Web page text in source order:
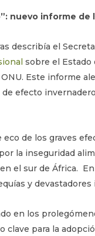
nuevo informe de
describía el
sobre el Estado
Este informe
efecto
de los graves
la inseguridad
el sur de África.
y
en los
clave para la